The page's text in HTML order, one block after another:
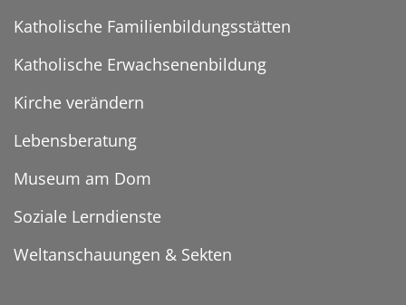
Katholische Familienbildungsstätten
Katholische Erwachsenenbildung
Kirche verändern
Lebensberatung
Museum am Dom
Soziale Lerndienste
Weltanschauungen & Sekten